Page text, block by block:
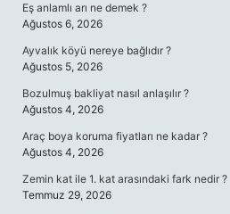
Eş anlamlı arı ne demek ?
Ağustos 6, 2026
Ayvalık köyü nereye bağlıdır ?
Ağustos 5, 2026
Bozulmuş bakliyat nasıl anlaşılır ?
Ağustos 4, 2026
Araç boya koruma fiyatları ne kadar ?
Ağustos 4, 2026
Zemin kat ile 1. kat arasındaki fark nedir ?
Temmuz 29, 2026